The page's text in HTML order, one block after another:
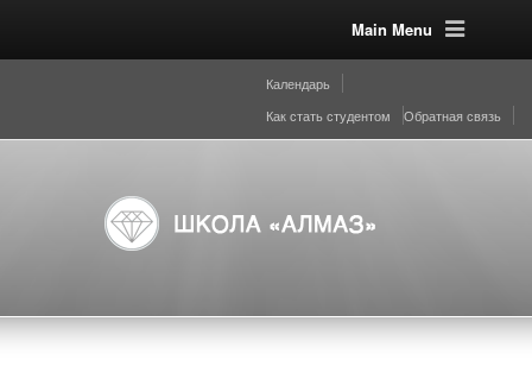
Main Menu
Календарь
Как стать студентом
Обратная связь